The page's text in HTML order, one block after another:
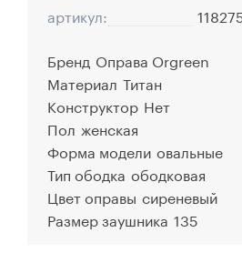
артикул:
Бренд Оправа Orgreen
Материал Титан
Конструктор Нет
Пол женская
Форма модели овальные
Тип ободка ободковая
Цвет оправы сиреневый
Размер заушника 135